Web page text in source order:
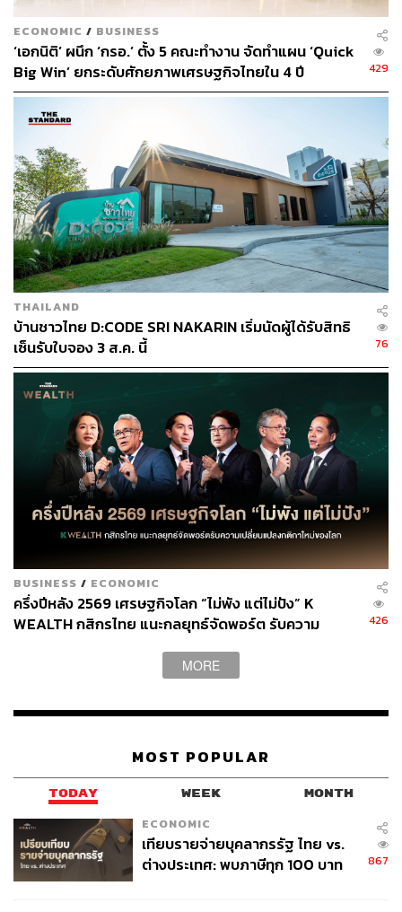
เชิงลึกพบว่า ในทำเลส่วนใหญ่มีความสนใจที่จะซื้อที่อยู่อาศัย
ในทำเลรถไฟฟ้าสายสีน้ำเงิน ซึ่งเป็นทำเลที่มีความใกล้เคียง
เชื่อมต่อกับรถไฟฟ้าสายสีส้ม ส่วนตะวันออก เนื่องจาก
รถไฟฟ้าสายสีน้ำเงินสามารถเชื่อมต่อการเดินทางเข้าสู่ตัว
เมืองของกรุงเทพฯ ได้ง่าย โดยเฉพาะกับโครงการรถไฟฟ้า
สายสีเขียวที่เชื่อมต่อการเดินทางกับถนนสุขุมวิทและสีลม ซึ่ง
เป็นจุดแข็งที่ส่งผลให้ผู้บริโภคมีความต้องการซื้อ
คอนโดมิเนียมในโซนรถไฟฟ้าสายสีน้ำเงิน
นอกจากนี้ ที่ผ่านมายังเห็นการเปิดโครงการคอนโดมิเนียม
ตามแนวรถไฟฟ้าสายสีน้ำเงิน ที่มีราคาต่ำกว่า 5 ล้านบาทต่อ
หน่วย ซึ่งเป็นราคาที่ผู้บริโภคยังหาซื้อได้ในท้องตลาด
อาจสรุปได้ว่าผู้บริโภคมีความสนใจในการซื้อที่อยู่อาศัยทำเล
ใกล้เคียงกับรถไฟฟ้าสายสีส้ม ส่วนตะวันออก มีจำนวน
มากกว่าที่จะซื้อที่อยู่อาศัยบนทำเลโดยตรงของโครงการ
รถไฟฟ้าสายสีส้ม ส่วนตะวันออก
อย่างไรก็ดี แม้ผู้บริโภคจะมีความสนใจซื้อที่อยู่อาศัยไม่ได้อยู่
ในทำเลรถไฟฟ้าสายสีส้ม ส่วนตะวันตกโดยตรง แต่ในอนาคต
ในช่วงที่เริ่มมีการเปิดบริการรถไฟฟ้าสายสีส้มช่วงปลายปี
2570 ถึงช่วงต้นปี 2571 โดย บมจ.ทางด่วนและรถไฟฟ้า
กรุงเทพ หรือ BEM คาดการณ์ว่าจำนวนผู้โดยสารที่ใช้บริการ
รถไฟฟ้าสายสีส้ม ส่วนตะวันออกจะอยู่ที่ราว 100,000 คนต่อ
วัน ซึ่งหากการเดินทางของประชาชนคึกคัก ก็จะเป็นปัจจัย
สนับสนุนให้ทำเลที่อยู่อาศัยของโซนรถไฟฟ้าสายสีส้ม ส่วน
ตะวันออก มีความคึกคักมากขึ้นได้
นอกจากนี้ หลังรถไฟฟ้าสายสีส้ม ส่วนตะวันตก เริ่มเปิดให้
รถไฟฟ้า 20 บาทตลอดสาย ซึ่งรัฐบาลให้ความสำคัญ
เนื่องจากค่าโดยสารที่ผู้บริโภคเข้าถึงการเดินทางได้ มี
กล่าวมีความคึกคักได้เช่นกัน รวมถึงยังคงต้องติดตามความ
คืบหน้าการก่อสร้างรถไฟฟ้าสายสีส้มส่วนตะวันตก ซึ่ง
ปัจจุบันเริ่มก่อสร้างแล้ว และมีแผนจะเปิดให้บริการในปี 2573
ซึ่ง BEM คาดว่าหลังเปิดให้บริการรถไฟฟ้าสายสีส้มทั้งส่วน
ตะวันออกและตะวันตก จะส่งผลให้มีผู้โดยสารมาใช้บริการ
400,000 คนต่อวัน จะเป็นปัจจัยหนุนให้การใช้รถไฟฟ้าสายสี
ส้มฝั่งตะวันออกมีความคึกคัก กระตุ้นให้ตลาด
ECONOMIC / BUSINESS
‘เอกนิติ’ ผนึก ‘กรอ.’ ตั้ง 5 คณะทำงาน จัดทำแผน ‘Quick
Big Win’ ยกระดับศักยภาพเศรษฐกิจไทยใน 4 ปี
429
THAILAND
บ้านชาวไทย D:CODE SRI NAKARIN เริ่มนัดผู้ได้รับสิทธิ
เซ็นรับใบจอง 3 ส.ค. นี้
76
BUSINESS / ECONOMIC
ครึ่งปีหลัง 2569 เศรษฐกิจโลก “ไม่พัง แต่ไม่ปัง” K
WEALTH กสิกรไทย แนะกลยุทธ์จัดพอร์ต รับความ
426
MORE
MOST POPULAR
TODAY WEEK MONTH
ECONOMIC
เทียบรายจ่ายบุคลากรรัฐ ไทย vs.
ต่างประเทศ: พบภาษีทุก 100 บาท
867